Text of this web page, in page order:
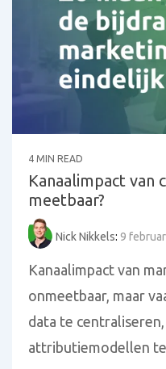
4 MIN READ
Kanaalimpact van
meetbaar?
Nick Nikkels: 9
Kanaalimpact van
onmeetbaar, maar
data te
attributiemodellen